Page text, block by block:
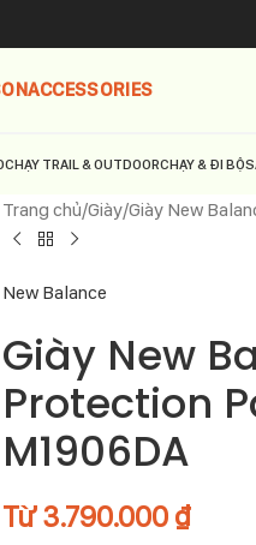
ACCESSORIES
CHẠY TRAIL & OUTDOORCHẠY & ĐI BỘ
Trang chủ Giày Giày New
New Balance
Giày New
Protection
M1906DA
Từ3.790.000 ₫